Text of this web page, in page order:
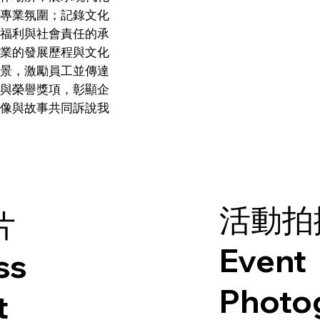
業氛圍；記錄文化
利與社會責任的承
的發展歷程與文化
，激勵員工並傳達
榮譽獎項，彰顯企
與故事共同訴說我
活動
Event